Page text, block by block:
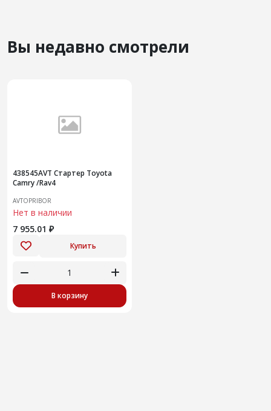
Вы недавно смотрели
438545AVT Стартер Toyota
Camry /Rav4
AVTOPRIBOR
Нет в наличии
7 955.01 ₽
Купить
В корзину